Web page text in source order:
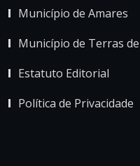
Município de Amares
Município de Terras
Estatuto Editorial
Política de Privacidade